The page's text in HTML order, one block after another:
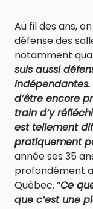
Au fil des ans,
défense des
notamment
suis aussi
d’être encore
train d’y
est tellement
pratiquement
année ses 35
profondément
Québec. “Ce
que c’est une